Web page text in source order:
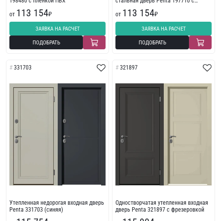
от 113 154₽
ЗАЯВКА НА РАСЧЕТ
ПОДОБРАТЬ
от 113 154₽
ЗАЯВКА НА РАСЧЕТ
ПОДОБРАТЬ
331703
Утепленная недорогая входная дверь
Penta 331703 (синяя)
321897
Одностворчатая утепленная входная
дверь Penta 321897 с фрезеровкой